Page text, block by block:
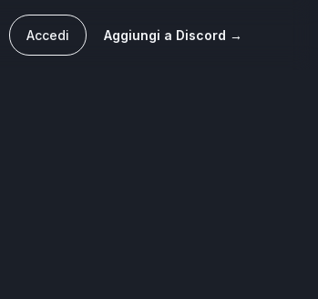
Accedi Aggiungi a Discord →